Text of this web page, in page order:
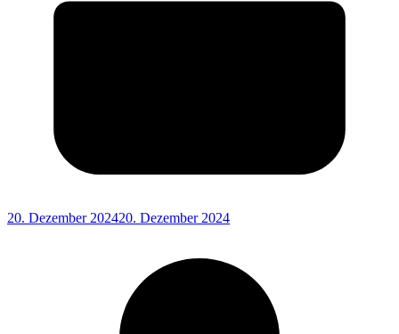
20. Dezember 202420. Dezember 2024